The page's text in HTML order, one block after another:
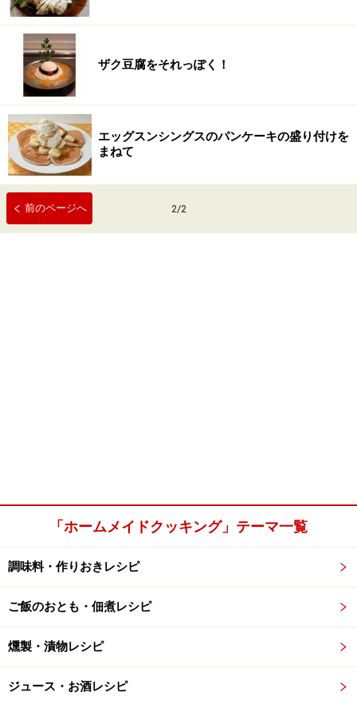
ザク豆腐をそれっぽく！
エッグスンシングスのパンケーキの盛り付けを
まねて
前のページへ 2/2
「ホームメイドクッキング」テーマ一覧
調味料・作りおきレシピ
ご飯のおとも・佃煮レシピ
燻製・漬物レシピ
ジュース・お酒レシピ